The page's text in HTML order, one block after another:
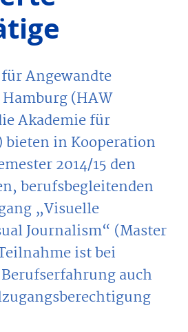
Angewandte
(HAW
Akademie für
in Kooperation
2014/15 den
berufsbegleitenden
„Visuelle
Journalism“ (Master
ist bei
auch